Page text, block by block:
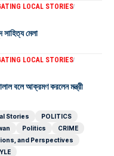
LOCAL STORIES
মেলা
LOCAL STORIES
বলে আক্রমণ করলেন মন্ত্রী
Stories
POLITICS
Politics
CRIME
and Perspectives